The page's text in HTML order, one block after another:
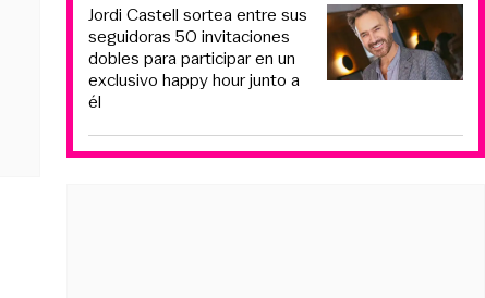
Jordi Castell sortea entre sus
seguidoras 50 invitaciones
dobles para participar en un
exclusivo happy hour junto a
él